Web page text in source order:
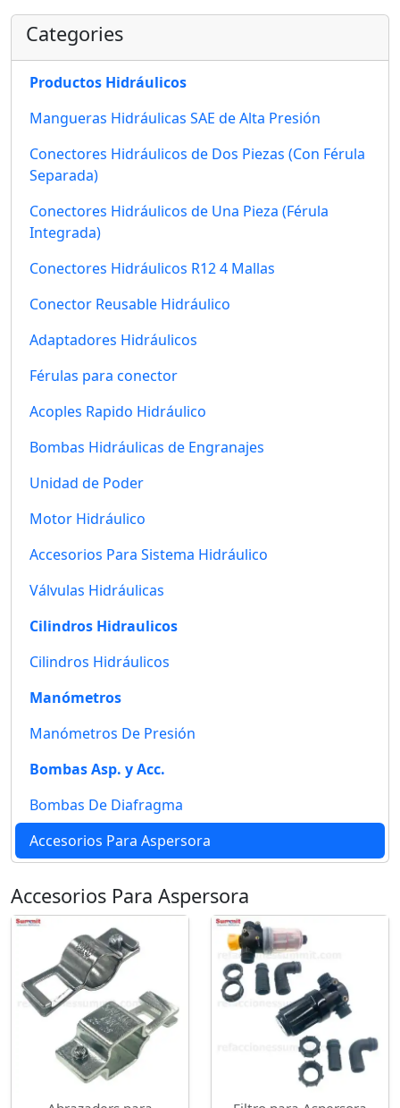
Categories
Productos Hidráulicos
Mangueras Hidráulicas SAE de Alta Presión
Conectores Hidráulicos de Dos Piezas (Con Férula
Separada)
Conectores Hidráulicos de Una Pieza (Férula
Integrada)
Conectores Hidráulicos R12 4 Mallas
Conector Reusable Hidráulico
Adaptadores Hidráulicos
Férulas para conector
Acoples Rapido Hidráulico
Bombas Hidráulicas de Engranajes
Unidad de Poder
Motor Hidráulico
Accesorios Para Sistema Hidráulico
Válvulas Hidráulicas
Cilindros Hidraulicos
Cilindros Hidráulicos
Manómetros
Manómetros De Presión
Bombas Asp. y Acc.
Bombas De Diafragma
Accesorios Para Aspersora
Accesorios Para Aspersora